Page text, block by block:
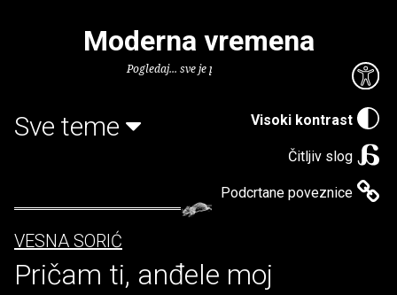
Visoki kontrast
Čitljiv slog
Podcrtane poveznice
Moderna vremena
Pogledaj... sve je puno knjiga.
Sve teme
VESNA SORIĆ
Pričam ti, anđele moj